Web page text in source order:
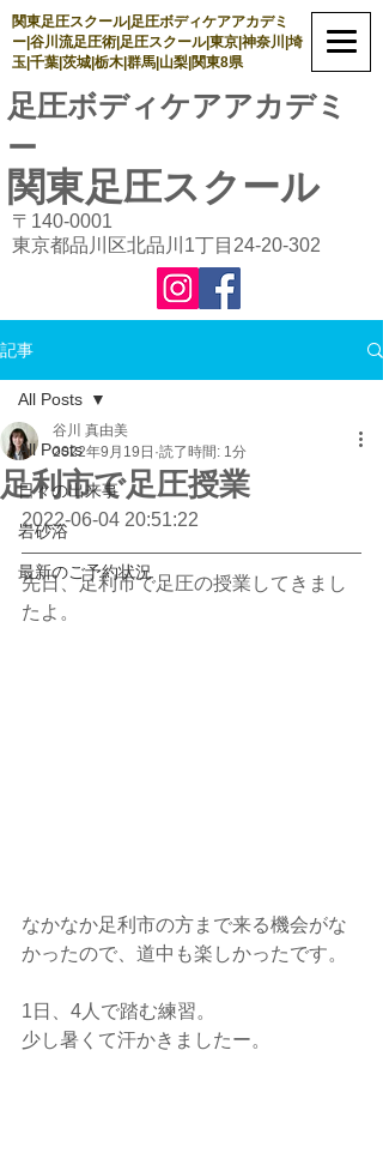
関東足圧スクール|足圧ボディケアアカデミ
ー|谷川流足圧術|足圧スクール|東京|神奈川|埼
玉|千葉|茨城|栃木|群馬|山梨|関東8県
足圧ボディケアアカデミ
ー
関東足圧スクール
〒140-0001
東京都品川区北品川1丁目24-20-302
記事
All Posts
日々の出来事
岩砂浴
最新のご予約状況
All Posts
足利市で足圧授業
谷川 真由美
2022年9月19日 読了時間: 1分
2022-06-04 20:51:22
先日、足利市で足圧の授業してきまし
たよ。
なかなか足利市の方まで来る機会がな
かったので、道中も楽しかったです。
1日、4人で踏む練習。
少し暑くて汗かきましたー。